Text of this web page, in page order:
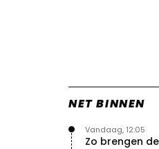
NET BINNEN
Zo brengen
Vandaag, 12:05